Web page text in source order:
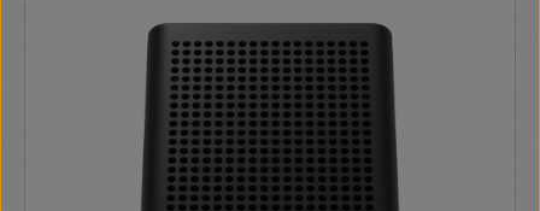
vagy kiszolgáló gépre való összes (32 vagy 64 bites)
Windows operációs rendszer. Részletek Mac OS X 10.5 vagy
újabb verzió | Ubuntu 9.04 (32/64 Bit) vagy újabb verzió |
Debian 5.0 (32/64 Bit) vagy újabb verzió | OpenSuse 11.1
(32/64 Bit) vagy újabb verzió. Gyártói adatlap